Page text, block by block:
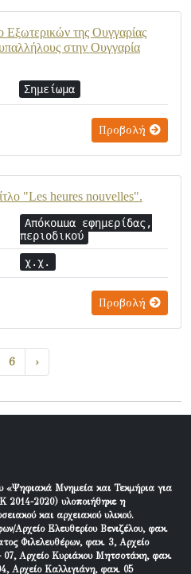
της Ουγγαρίας
στην Ουγγαρία
Σημείωμα
Προβολή
"Les heures nouvelles".
Απόκομμα εφημερίδας,
περιοδικού
χ.χ.
Προβολή
6 ›
«Ψηφιακά Μνημεία και Τεκμήρια για
2014-2020) υλοποιήθηκε η
και αρχειακού υλικού.
Αρχείο Ελευθερίου Βενιζέλου, φακ.
Φιλελευθέρων, φακ. 3, Αρχείο
Αρχείο Κυριάκου Μητσοτάκη, φακ.
Αρχείο Καλλιγιάνη, φακ. 05